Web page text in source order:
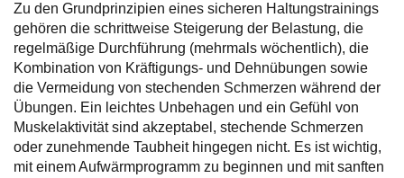
Zu den Grundprinzipien eines sicheren Haltungstrainings
gehören die schrittweise Steigerung der Belastung, die
regelmäßige Durchführung (mehrmals wöchentlich), die
Kombination von Kräftigungs- und Dehnübungen sowie
die Vermeidung von stechenden Schmerzen während der
Übungen. Ein leichtes Unbehagen und ein Gefühl von
Muskelaktivität sind akzeptabel, stechende Schmerzen
oder zunehmende Taubheit hingegen nicht. Es ist wichtig,
mit einem Aufwärmprogramm zu beginnen und mit sanften